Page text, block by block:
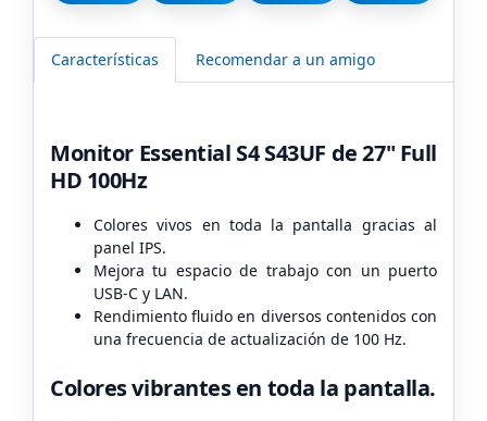
Características Recomendar a un amigo
Monitor Essential S4 S43UF de 27" Full
HD 100Hz
Colores vivos en toda la pantalla gracias al
panel IPS.
Mejora tu espacio de trabajo con un puerto
USB-C y LAN.
Rendimiento fluido en diversos contenidos con
una frecuencia de actualización de 100 Hz.
Colores vibrantes en toda la pantalla.